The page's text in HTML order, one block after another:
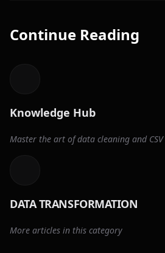
Continue Reading
Knowledge Hub
Master the art of data cleaning and
DATA TRANSFORMATION
More articles in this category